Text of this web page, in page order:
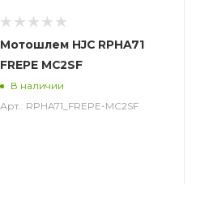
Мотошлем HJC RPHA71
FREPE MC2SF
В наличии
Арт.: RPHA71_FREPE-MC2SF